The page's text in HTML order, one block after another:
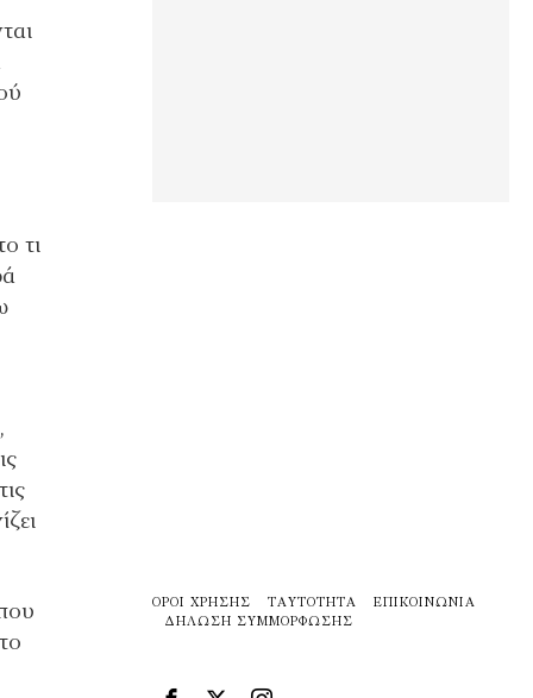
τι
ΌΡΟΙ ΧΡΉΣΗΣ ΤΑΥΤΌΤΗΤΑ
ΕΠΙΚΟΙΝΩΝΊΑ
ΔΉΛΩΣΗ ΣΥΜΜΌΡΦΩΣΗΣ